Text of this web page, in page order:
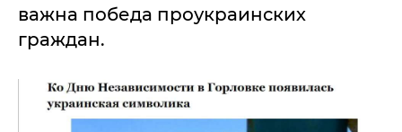
важна победа проукраинских
граждан.